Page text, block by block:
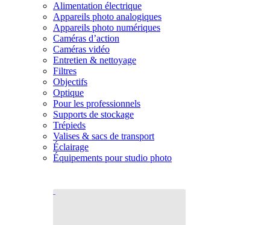
Alimentation électrique
Appareils photo analogiques
Appareils photo numériques
Caméras d’action
Caméras vidéo
Entretien & nettoyage
Filtres
Objectifs
Optique
Pour les professionnels
Supports de stockage
Trépieds
Valises & sacs de transport
Éclairage
Équipements pour studio photo